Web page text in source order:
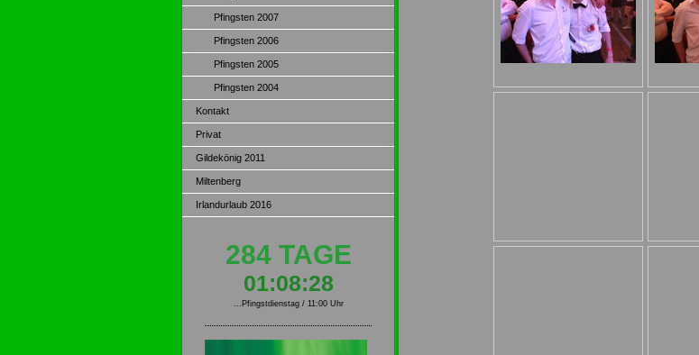
Pfingsten 2007
Pfingsten 2006
Pfingsten 2005
Pfingsten 2004
Kontakt
Privat
Gildekönig 2011
Miltenberg
Irlandurlaub 2016
284 TAGE
01:08:27
...Pfingstdienstag / 11:00 Uhr